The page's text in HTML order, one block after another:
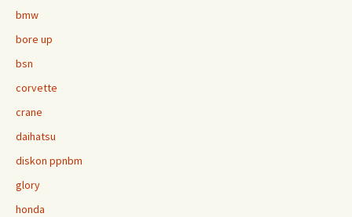
bmw
bore up
bsn
corvette
crane
daihatsu
diskon ppnbm
glory
honda